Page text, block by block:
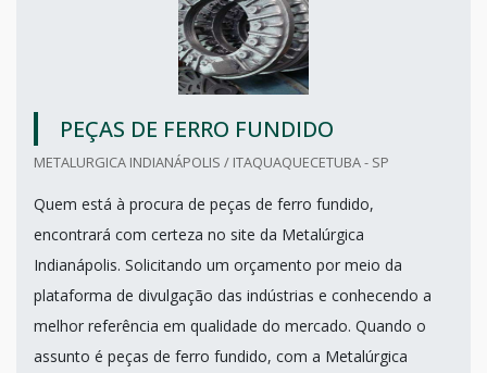
PEÇAS DE FERRO FUNDIDO
METALURGICA INDIANÁPOLIS / ITAQUAQUECETUBA - SP
Quem está à procura de peças de ferro fundido,
encontrará com certeza no site da Metalúrgica
Indianápolis. Solicitando um orçamento por meio da
plataforma de divulgação das indústrias e conhecendo a
melhor referência em qualidade do mercado. Quando o
assunto é peças de ferro fundido, com a Metalúrgica